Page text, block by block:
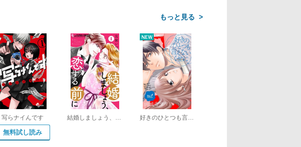
>
写らナイんです
無料試し読み
結婚しましょう、恋する前に【マイクロ】 好きのひとつも言えないくせに【マイクロ】